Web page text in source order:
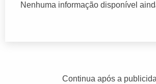
Nenhuma informação disponível
Continua após a